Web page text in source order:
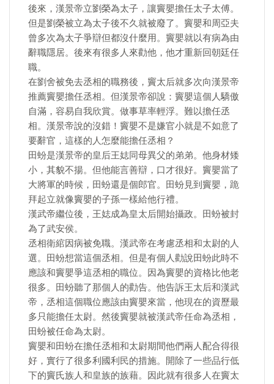
後來，漢景帝立劉榮為太子，讓竇嬰擔任太子太傅。
但是劉榮被立為太子後不久就被廢了。竇嬰和周亞夫
曾多次為太子爭辯但都沒什麼用。竇嬰就以有病為由
辭職隱居。後來有很多人來勸他，他才重新回朝廷任
職。
在劉舍被免去丞相的職務後，竇太后就多次向漢景帝
推薦竇嬰擔任丞相。但漢景帝卻說：竇嬰這個人驕傲
自滿，容易自我欣賞。做事草率輕浮。難以擔任丞
相。漢景帝說的沒錯！竇嬰不是嫌官小就是不如意了
要辭官，這樣的人怎麼能擔任丞相？
田蚡是漢景帝的皇后王娡同母異父的弟弟。他身材矮
小，其貌不揚。但他能言善辯，口才很好。竇嬰當了
大將軍的時候，田蚡還是個郎官。田蚡見到竇嬰，跪
拜起立就像竇嬰的子孫一樣給他行禮。
漢武帝繼位後，王娡成為皇太后開始攝政。田蚡被封
為了武安侯。
丞相衛綰因病被免職。漢武帝在考慮丞相和太尉的人
選。田蚡想當這個丞相。但是有個人勸說田蚡此時不
應該和竇嬰爭這丞相的職位。因為竇嬰的資格比他老
很多。田蚡聽了那個人的勸告。他告訴王太后和漢武
帝，丞相這個職位應該由竇嬰來當，他現在的資歷最
多只能擔任太尉。然後竇嬰就被漢武帝任命為丞相，
田蚡被任命為太尉。
竇嬰和田蚡在擔任丞相和太尉期間他們兩人配合得很
好，實行了很多利國利民的措施。開除了一些品行低
下的竇氏族人和皇族的族藉。因此就有很多人在竇太